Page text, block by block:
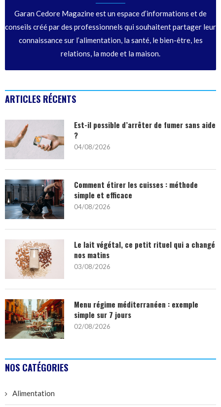
Garan Cedore Magazine est un espace d’informations et de
conseils créé par des professionnels qui souhaitent partager leur
connaissance sur l’alimentation, la santé, le bien-être, les
relations, la mode et la maison.
ARTICLES RÉCENTS
Est-il possible d’arrêter de fumer sans aide
?
04/08/2026
Comment étirer les cuisses : méthode
simple et efficace
04/08/2026
Le lait végétal, ce petit rituel qui a changé
nos matins
03/08/2026
Menu régime méditerranéen : exemple
simple sur 7 jours
02/08/2026
NOS CATÉGORIES
Alimentation